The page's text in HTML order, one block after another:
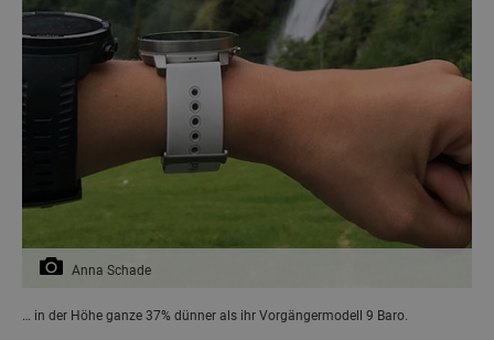
Anna Schade
… in der Höhe ganze 37% dünner als ihr Vorgängermodell 9 Baro.